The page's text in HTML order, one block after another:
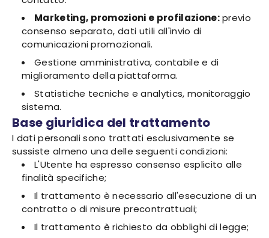
Marketing, promozioni e profilazione:previo
consenso separato, dati utili all'invio di
comunicazioni promozionali.
Gestione amministrativa, contabile e di
miglioramento della piattaforma.
Statistiche tecniche e analytics, monitoraggio
sistema.
Base giuridica del trattamento
I dati personali sono trattati esclusivamente se
sussiste almeno una delle seguenti condizioni:
L'Utente ha espresso consenso esplicito alle
finalità specifiche;
Il trattamento è necessario all'esecuzione di un
contratto o di misure precontrattuali;
Il trattamento è richiesto da obblighi di legge;